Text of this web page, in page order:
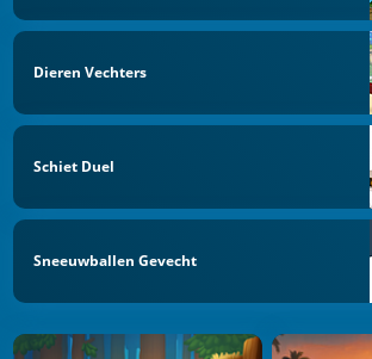
Dieren Vechters
Schiet Duel
Sneeuwballen Gevecht